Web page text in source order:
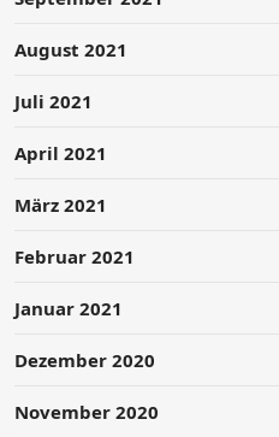
August 2021
Juli 2021
April 2021
März 2021
Februar 2021
Januar 2021
Dezember 2020
November 2020